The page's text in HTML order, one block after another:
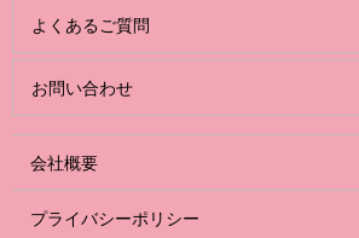
よくあるご質問
お問い合わせ
会社概要
プライバシーポリシー